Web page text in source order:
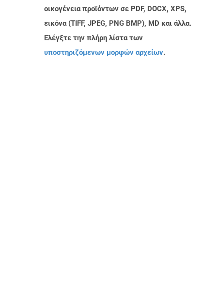
οικογένεια προϊόντων σε PDF, DOCX, XPS,
εικόνα (TIFF, JPEG, PNG BMP), MD και άλλα.
Ελέγξτε την πλήρη λίστα των
υποστηριζόμενων μορφών αρχείων.